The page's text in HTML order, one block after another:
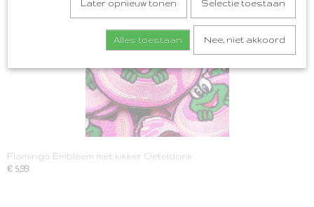
Flamingo Embleem met kikker Oeteldonk
€ 5,99
Later opnieuw tonen Selectie toestaan
Alles toestaan Nee, niet akkoord